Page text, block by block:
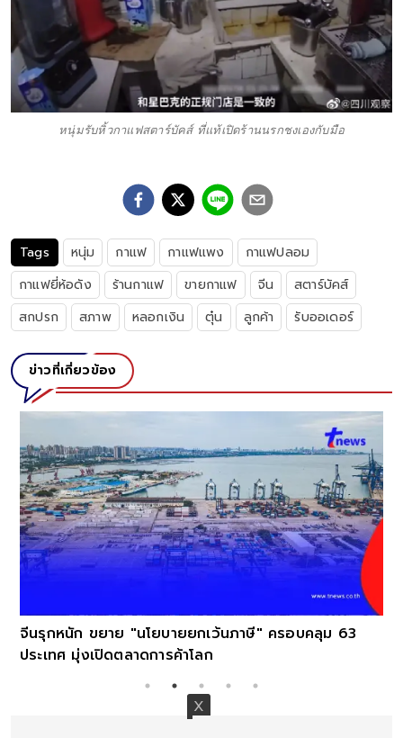
หนุ่มรับหิ้วกาแฟสตาร์บัคส์ ที่แท้เปิดร้านนรกชงเองกับมือ
Tags หนุ่ม กาแฟ กาแฟแพง
กาแฟปลอม
กาแฟยี่ห้อดัง
ร้านกาแฟ ขายกาแฟ จีน
สตาร์บัคส์
สกปรก
สภาพ หลอกเงิน ตุ๋น ลูกค้า รับออเดอร์
ข่าวที่เกี่ยวข้อง
จีนรุกหนัก ขยาย "นโยบายยกเว้นภาษี" ครอบคลุม 63
ประเทศ มุ่งเปิดตลาดการค้าโลก